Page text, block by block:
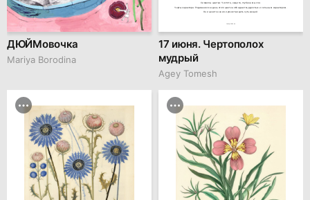
ДЮЙМовочка
Mariya Borodina
Символы цветка: Чистота, защита, глубина мысли.
Черты характера: Родившиеся в день этого цветка обладают мудростью и сильным характером.
Они ценят знания и умеют видеть суть вещей.
family.kiiids.art
17 июня. Чертополох
мудрый
Agey Tomesh